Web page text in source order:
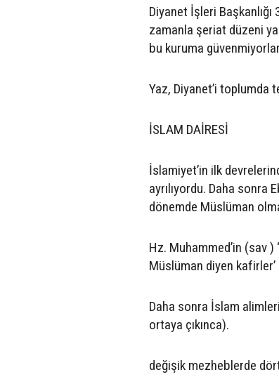
Diyanet İşleri
zamanla şeriat düzeni
bu kuruma
Yaz, Diyanet’i toplumda
İSLAM DAİRESİ
İslamiyet’in ilk
ayrılıyordu. Daha sonra
dönemde Müslüman
Hz. Muhammed’in (sav
Müslüman diyen
Daha sonra İslam
ortaya çıkınca).
değişik mezheblerde